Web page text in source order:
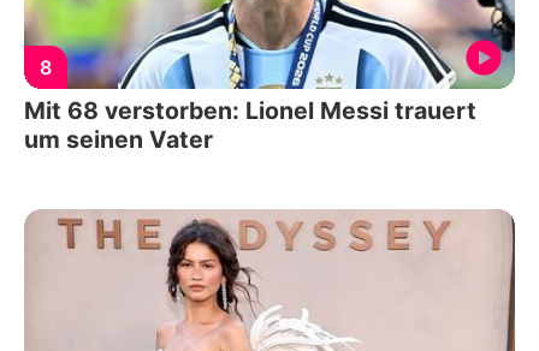
8
Mit 68 verstorben: Lionel Messi trauert
um seinen Vater